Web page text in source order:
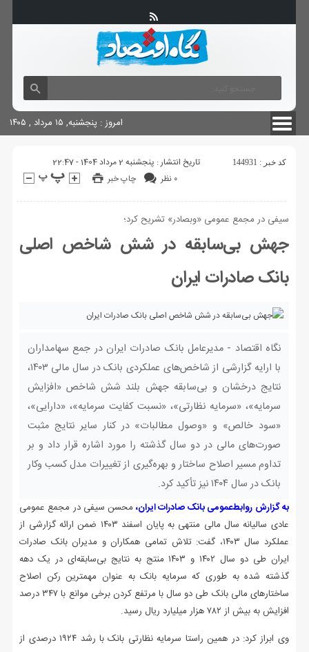
آگهی های دولتی چاپ
امروز : پنجشنبه, ۱۵ مرداد , ۱۴۰۵
کد خبر : 144931
تاریخ انتشار : پنجشنبه 2 مرداد 1404 - 22:47
چاپ خبر
۰ نظر
سیفی در مجمع عمومی «وبصادر» تشریح کرد؛
جهش بی‌سابقه در شش شاخص اصلی
بانک صادرات ایران
نگاه اقتصاد - مدیرعامل بانک صادرات ایران در جمع سهامداران
با ارایه گزارشی از شاخص‌های عملکردی بانک در سال مالی ۱۴۰۳،
نتایج درخشان و بی‌سابقه جهش بلند شش شاخص «افزایش
سرمایه»، «سرمایه نظارتی»، «نسبت کفایت سرمایه»، «دارایی»،
«سود خالص» و «وصول مطالبات» در کنار سایر نتایج مثبت
صورت‌های مالی در دو سال گذشته را مورد اشاره قرار داد و بر
تداوم مسیر اصلاح ساختار و بهره‌گیری از تغییرات مدل کسب و‌کار
بانک در سال ۱۴۰۴ نیز تأکید کرد.
به گزارش روابط‌عمومی بانک صادرات ایران، محسن سیفی در مجمع عمومی
عادی سالیانه سال مالی منتهی به پایان اسفند ۱۴۰۳ ضمن ارائه گزارشی از
عملکرد سال ۱۴۰۳، گفت: تلاش تمامی همکاران و مدیران بانک صادرات
ایران طی دو سال ۱۴۰۲ و ۱۴۰۳ منتج به نتایج بی‌سابقه‌ای در یک دهه
گذشته شده به طوری که سرمایه بانک به عنوان مهمترین رکن اصلاح
ساختارهای مالی بانک طی دو سال با مرتفع کردن برخی موانع با ۳۴۷ درصد
افزایش به بیش از ۷۸۲ هزار میلیارد ریال رسید.
وی ابراز کرد: در همین راستا سرمایه نظارتی بانک با رشد ۱۹۲۴ درصدی از